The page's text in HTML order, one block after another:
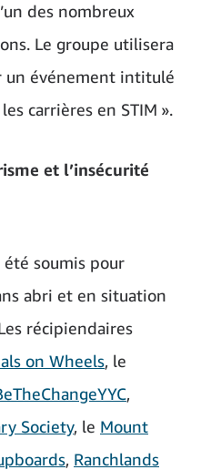
des nombreux
Le groupe utilisera
un événement intitulé
carrières en STIM ».
et l’insécurité
soumis pour
abri et en situation
récipiendaires
on Wheels, le
,
Society, le Mount
, Ranchlands